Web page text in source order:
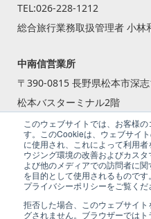
このウェブサイトでは、お客様
す。このCookieは、ウェブサイ
に使用され、これによって利用
ウジング環境の改善およびカス
よび他のメディアでの訪問者に
を目的として使用されるもので
プライバシーポリシーをご覧くだ
拒否した場合、このウェブサイ
グされません。ブラウザーでは
TEL:026-228-1212
総合旅行業務取扱管理者 小林
中南信営業所
〒390-0815 長野県松本市深
松本バスターミナル2階
TEL:0263-87-2240
総合旅行業務取扱管理者 籾